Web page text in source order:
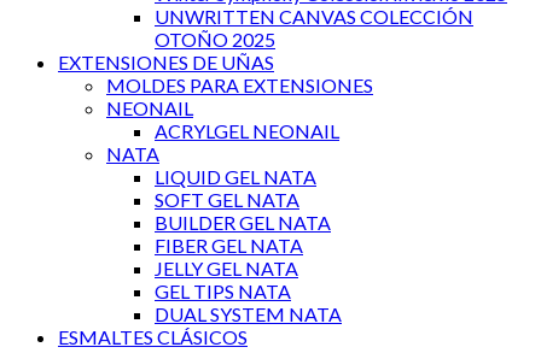
UNWRITTEN CANVAS COLECCIÓN
OTOÑO 2025
EXTENSIONES DE UÑAS
MOLDES PARA EXTENSIONES
NEONAIL
ACRYLGEL NEONAIL
NATA
LIQUID GEL NATA
SOFT GEL NATA
BUILDER GEL NATA
FIBER GEL NATA
JELLY GEL NATA
GEL TIPS NATA
DUAL SYSTEM NATA
ESMALTES CLÁSICOS